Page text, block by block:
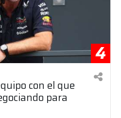
4
con el que
para